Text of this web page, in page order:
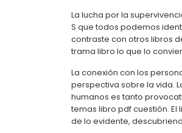
La lucha por la
S que todos podemos
contraste con otros libros
trama libro lo que lo
La conexión con los
perspectiva sobre la vida.
humanos es tanto
temas libro pdf cuestión. El
de lo evidente,